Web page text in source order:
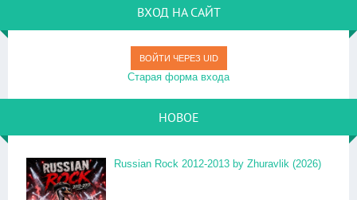
ВХОД НА САЙТ
ВОЙТИ ЧЕРЕЗ UID
Старая форма входа
НОВОЕ
Russian Rock 2012-2013 by Zhuravlik (2026)